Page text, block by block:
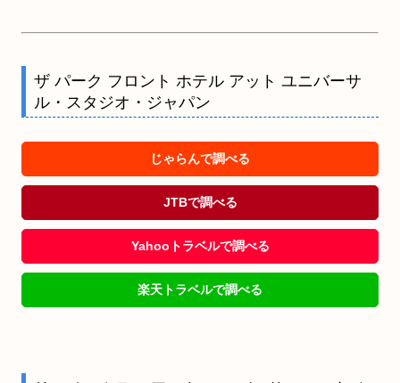
ザ パーク フロント ホテル アット ユニバーサ
ル・スタジオ・ジャパン
じゃらんで調べる
JTBで調べる
Yahooトラベルで調べる
楽天トラベルで調べる